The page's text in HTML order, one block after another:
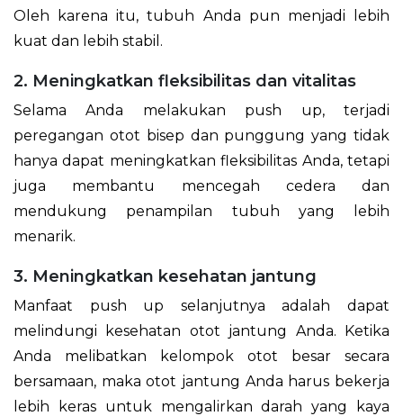
Oleh karena itu, tubuh Anda pun menjadi lebih
kuat dan lebih stabil.
2. Meningkatkan fleksibilitas dan vitalitas
Selama Anda melakukan push up, terjadi
peregangan otot bisep dan punggung yang tidak
hanya dapat meningkatkan fleksibilitas Anda, tetapi
juga membantu mencegah cedera dan
mendukung penampilan tubuh yang lebih
menarik.
3. Meningkatkan kesehatan jantung
Manfaat push up selanjutnya adalah dapat
melindungi kesehatan otot jantung Anda. Ketika
Anda melibatkan kelompok otot besar secara
bersamaan, maka otot jantung Anda harus bekerja
lebih keras untuk mengalirkan darah yang kaya